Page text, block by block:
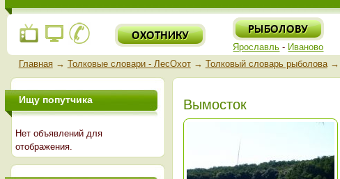
Ярославль - Иваново
Главная→ Толковые словари - ЛесОхот→ Толковый словарь рыболова→
Вымосток
Ищу попутчика
Нет объявлений для
отображения.